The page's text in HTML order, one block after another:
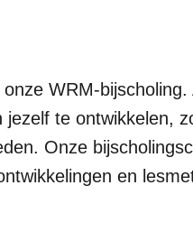
WRM-
te ontwikkelen,
Onze
en